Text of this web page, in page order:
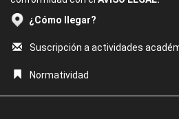
¿Cómo llegar?
Suscripción a actividades
Normatividad